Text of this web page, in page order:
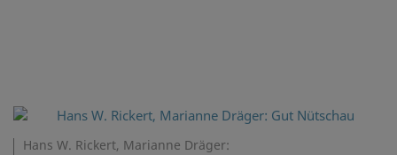
Hans W. Rickert, Marianne Dräger: